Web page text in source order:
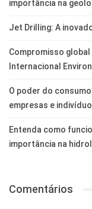
importância na
Jet Drilling: A
Compromisso
Internacional
O poder do
empresas e
Entenda como
importância na
Comentários